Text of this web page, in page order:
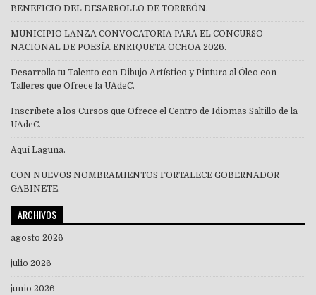
BENEFICIO DEL DESARROLLO DE TORREÓN.
MUNICIPIO LANZA CONVOCATORIA PARA EL CONCURSO
NACIONAL DE POESÍA ENRIQUETA OCHOA 2026.
Desarrolla tu Talento con Dibujo Artístico y Pintura al Óleo con
Talleres que Ofrece la UAdeC.
Inscríbete a los Cursos que Ofrece el Centro de Idiomas Saltillo de la
UAdeC.
Aquí Laguna.
CON NUEVOS NOMBRAMIENTOS FORTALECE GOBERNADOR
GABINETE.
ARCHIVOS
agosto 2026
julio 2026
junio 2026